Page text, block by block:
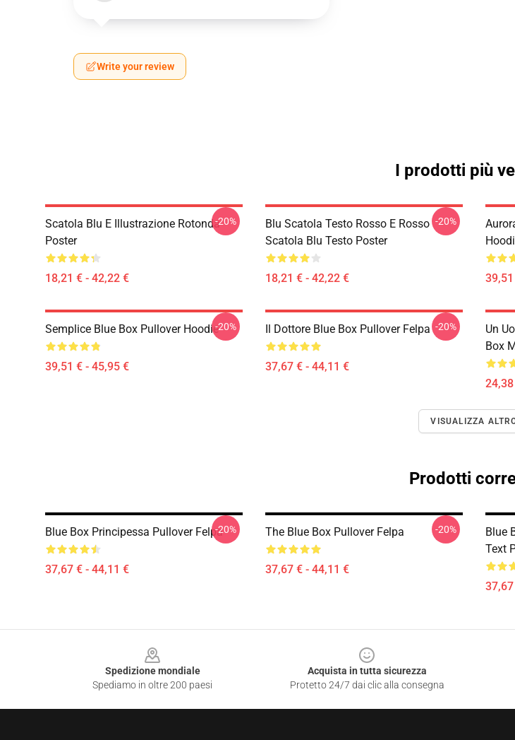
Write your review
I prodotti più
Scatola Blu E Illustrazione Rotonda
Poster
18,21 € - 42,22 €
-20%
Blu Scatola Testo Rosso E Rosso
Scatola Blu Testo Poster
18,21 € - 42,22 €
-20%
Semplice Blue Box Pullover Hoodie
39,51 € - 45,95 €
-20% Il Dottore Blue Box Pullover Felpa
37,67 € - 44,11 €
-20%
Un
Box
VISUALIZZA
Prodotti
Blue Box Principessa Pullover Felpa
37,67 € - 44,11 €
-20% The Blue Box Pullover Felpa
37,67 € - 44,11 €
-20%
Blue
Text
Spedizione mondiale
Spediamo in oltre 200 paesi
Acquista in tutta sicurezza
Protetto 24/7 dai clic alla consegna